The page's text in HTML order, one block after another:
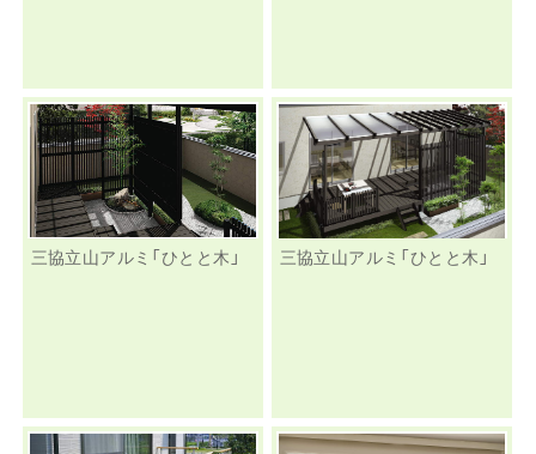
三協立山アルミ「ひとと木」 三協立山アルミ「ひとと木」